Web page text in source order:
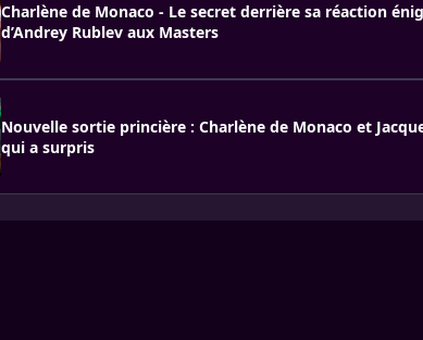
Charlène de Monaco - Le secret derrière sa réaction
d’Andrey Rublev aux Masters
Nouvelle sortie princière : Charlène de Monaco et
qui a surpris